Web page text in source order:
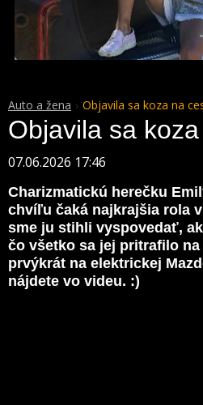
Auto a žena Objavila sa koza na
Objavila sa
07.06.2026 17:46
Charizmatickú herečku
chvíľu čaká najkrajšia rola
sme ju stihli vyspovedať,
čo všetko sa jej pritrafilo
prvýkrát na elektrickej
nájdete vo videu. :)